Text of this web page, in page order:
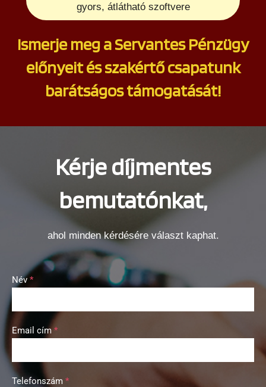
gyors, átlátható szoftvere
Ismerje meg a Servantes Pénzügy
előnyeit és szakértő csapatunk
barátságos támogatását!
Kérje díjmentes
bemutatónkat,
ahol minden kérdésére választ kaphat.
Név *
Email cím *
Telefonszám *